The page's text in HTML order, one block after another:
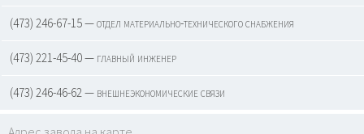
(473) 246-67-15 — отдел материально-технического снабжения
(473) 221-45-40 — главный инженер
(473) 246-46-62 — внешнеэкономические связи